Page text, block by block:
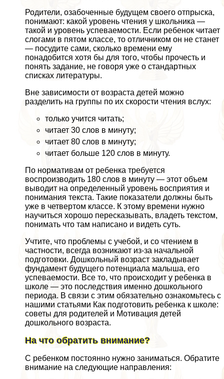
Родители, озабоченные будущем своего отпрыска,
понимают: какой уровень чтения у школьника —
такой и уровень успеваемости. Если ребенок читает
слогами в пятом классе, то отличником он не станет
— посудите сами, сколько времени ему
понадобится хотя бы для того, чтобы прочесть и
понять задание, не говоря уже о стандартных
списках литературы.
Вне зависимости от возраста детей можно
разделить на группы по их скорости чтения вслух:
только учится читать;
читает 30 слов в минуту;
читает 80 слов в минуту;
читает больше 120 слов в минуту.
По нормативам от ребенка требуется
воспроизводить 180 слов в минуту — этот объем
выводит на определенный уровень восприятия и
понимания текста. Такие показатели должны быть
уже в четвертом классе. К этому времени нужно
научиться хорошо пересказывать, владеть текстом,
понимать что там написано и видеть суть.
Учтите, что проблемы с учебой, и со чтением в
частности, всегда возникают из-за начальной
подготовки. Дошкольный возраст закладывает
фундамент будущего потенциала малыша, его
успеваемости. Все то, что происходит у ребенка в
школе — это последствия именно дошкольного
периода. В связи с этим обязательно ознакомьтесь с
нашими статьями Как подготовить ребенка к школе:
советы для родителей и Мотивация детей
дошкольного возраста.
На что обратить внимание?
С ребенком постоянно нужно заниматься. Обратите
внимание на следующие направления: